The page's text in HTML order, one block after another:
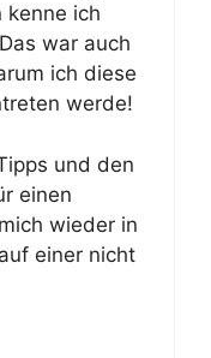
kenne ich
war auch
ich diese
werde!
und den
einen
wieder in
einer nicht